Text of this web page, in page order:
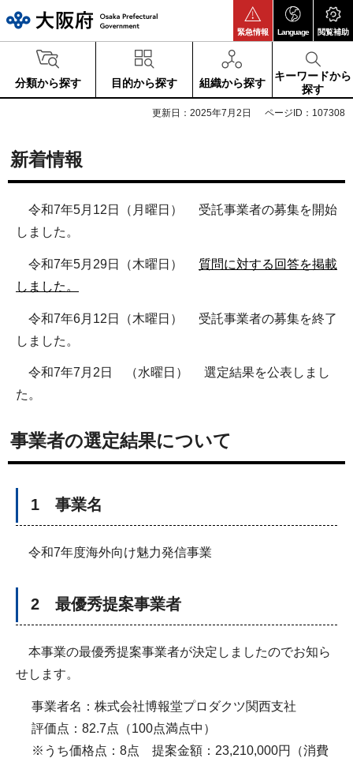
緊急情報 Language 閲覧補助
分類から探す 目的から探す 組織から探す
キーワードから
探す
更新日：2025年7月2日 ページID：107308
新着情報
令和7年5月12日（月曜日） 受託事業者の募集を開始
しました。
令和7年5月29日（木曜日） 質問に対する回答を掲載
しました。
令和7年6月12日（木曜日） 受託事業者の募集を終了
しました。
令和7年7月2日 （水曜日） 選定結果を公表しまし
た。
事業者の選定結果について
1 事業名
令和7年度海外向け魅力発信事業
2 最優秀提案事業者
本事業の最優秀提案事業者が決定しましたのでお知ら
せします。
事業者名：株式会社博報堂プロダクツ関西支社
評価点：82.7点（100点満点中）
​ ※うち価格点：8点 提案金額：23,210,000円（消費